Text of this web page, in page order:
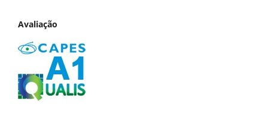
Avaliação